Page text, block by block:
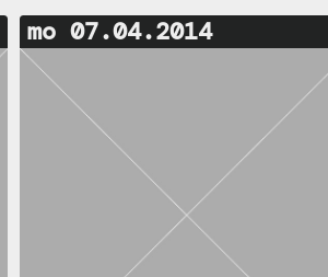
mo 07.04.2014